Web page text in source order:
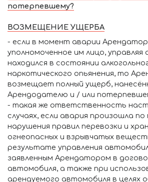
потерпевшему?
ВОЗМЕЩЕНИЕ УЩЕРБА
- если в момент аварии Арендатор
уполномоченное им лицо,
находился в состоянии
наркотического опьянения, то
возмещает полный ущерб,
Арендодателю и / или
- такая же ответственность
случаях, если авария произошла по
нарушения правил перевозки и
огнеопасных и взрывчатых
результате управления
заявленным Арендатором в
автомобиля, а также при
арендуемого автомобиля в целях